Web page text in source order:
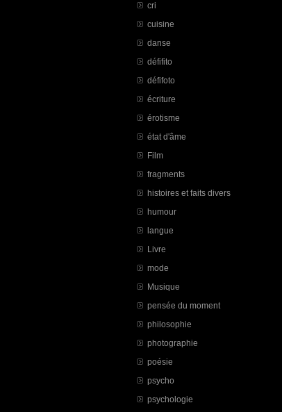
cri
cuisine
danse
défifito
défifoto
écriture
érotisme
état d'âme
Film
fragments
histoires et faits divers
humour
langue
Livre
mode
Musique
pensée du moment
philosophie
photographie
poésie
psycho
psychologie